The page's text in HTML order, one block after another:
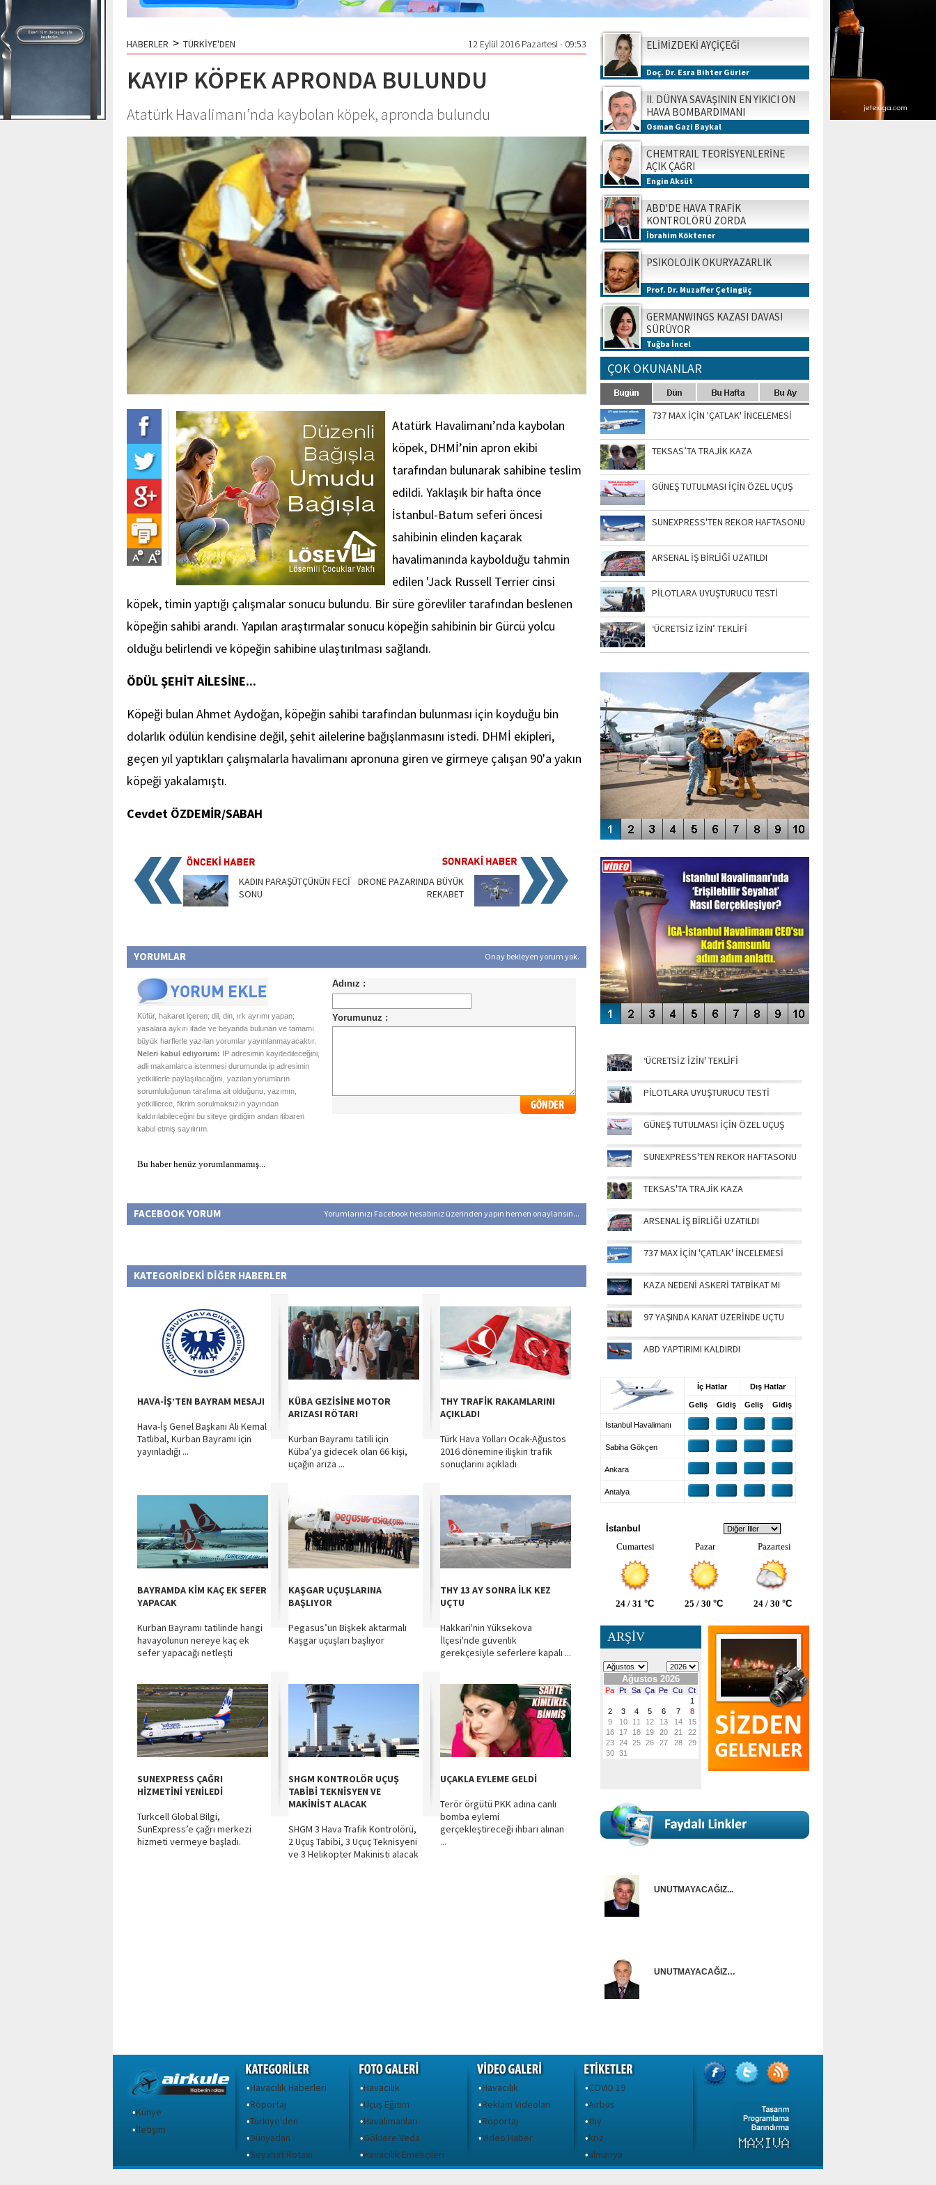
HABERLER > TÜRKİYE'DEN 12 Eylül 2016 Pazartesi - 09:53
KAYIP KÖPEK APRONDA BULUNDU
Atatürk Havalimanı’nda kaybolan köpek, apronda bulundu
Atatürk Havalimanı’nda kaybolan
köpek, DHMİ’nin apron ekibi
tarafından bulunarak sahibine teslim
edildi. Yaklaşık bir hafta önce
İstanbul-Batum seferi öncesi
sahibinin elinden kaçarak
havalimanında kaybolduğu tahmin
edilen 'Jack Russell Terrier cinsi
köpek, timin yaptığı çalışmalar sonucu bulundu. Bir süre görevliler tarafından beslenen
köpeğin sahibi arandı. Yapılan araştırmalar sonucu köpeğin sahibinin bir Gürcü yolcu
olduğu belirlendi ve köpeğin sahibine ulaştırılması sağlandı.
ÖDÜL ŞEHİT AİLESİNE...
Köpeği bulan Ahmet Aydoğan, köpeğin sahibi tarafından bulunması için koyduğu bin
dolarlık ödülün kendisine değil, şehit ailelerine bağışlanmasını istedi. DHMİ ekipleri,
geçen yıl yaptıkları çalışmalarla havalimanı apronuna giren ve girmeye çalışan 90'a yakın
köpeği yakalamıştı.
Cevdet ÖZDEMİR/SABAH
KADIN PARAŞÜTÇÜNÜN FECİ
SONU
DRONE PAZARINDA BÜYÜK
REKABET
YORUMLAR Onay bekleyen yorum yok.
Küfür, hakaret içeren; dil, din, ırk ayrımı yapan;
yasalara aykırı ifade ve beyanda bulunan ve tamamı
büyük harflerle yazılan yorumlar yayınlanmayacaktır.
Neleri kabul ediyorum: IP adresimin kaydedileceğini,
adli makamlarca istenmesi durumunda ip adresimin
yetkililerle paylaşılacağını, yazılan yorumların
sorumluluğunun tarafıma ait olduğunu, yazımın,
yetkililerce, fikrim sorulmaksızın yayından
kaldırılabileceğini bu siteye girdiğim andan itibaren
kabul etmiş sayılırım.
Bu haber henüz yorumlanmamış...
FACEBOOK YORUM Yorumlarınızı Facebook hesabınız üzerinden yapın hemen onaylansın...
KATEGORİDEKİ DİĞER HABERLER
HAVA-İŞ’TEN BAYRAM MESAJI
Hava-İş Genel Başkanı Ali Kemal
Tatlıbal, Kurban Bayramı için
yayınladığı ...
KÜBA GEZİSİNE MOTOR
ARIZASI RÖTARI
Kurban Bayramı tatili için
Küba’ya gidecek olan 66 kişi,
uçağın arıza ...
THY TRAFİK RAKAMLARINI
AÇIKLADI
Türk Hava Yolları Ocak-Ağustos
2016 dönemine ilişkin trafik
sonuçlarını açıkladı
BAYRAMDA KİM KAÇ EK SEFER
YAPACAK
Kurban Bayramı tatilinde hangi
havayolunun nereye kaç ek
sefer yapacağı netleşti
KAŞGAR UÇUŞLARINA
BAŞLIYOR
Pegasus’un Bişkek aktarmalı
Kaşgar uçuşları başlıyor
THY 13 AY SONRA İLK KEZ
UÇTU
Hakkari'nin Yüksekova
İlçesi'nde güvenlik
gerekçesiyle seferlere kapalı ...
SUNEXPRESS ÇAĞRI
HİZMETİNİ YENİLEDİ
Turkcell Global Bilgi,
SunExpress’e çağrı merkezi
hizmeti vermeye başladı.
SHGM KONTROLÖR UÇUŞ
TABİBİ TEKNİSYEN VE
MAKİNİST ALACAK
SHGM 3 Hava Trafik Kontrolörü,
2 Uçuş Tabibi, 3 Uçuç Teknisyeni
ve 3 Helikopter Makinisti alacak
UÇAKLA EYLEME GELDİ
Terör örgütü PKK adına canlı
bomba eylemi
gerçekleştireceği ihbarı alınan
...
ELİMİZDEKİ AYÇİÇEĞİ
Doç. Dr. Esra Bihter Gürler
II. DÜNYA SAVAŞININ EN YIKICI ON
HAVA BOMBARDIMANI
Osman Gazi Baykal
CHEMTRAIL TEORİSYENLERİNE
AÇIK ÇAĞRI
Engin Aksüt
ABD'DE HAVA TRAFİK
KONTROLÖRÜ ZORDA
İbrahim Köktener
PSİKOLOJİK OKURYAZARLIK
Prof. Dr. Muzaffer Çetingüç
GERMANWINGS KAZASI DAVASI
SÜRÜYOR
Tuğba İncel
ÇOK OKUNANLAR
737 MAX İÇİN 'ÇATLAK' İNCELEMESİ
TEKSAS’TA TRAJİK KAZA
GÜNEŞ TUTULMASI İÇİN ÖZEL UÇUŞ
SUNEXPRESS'TEN REKOR HAFTASONU
ARSENAL İŞ BİRLİĞİ UZATILDI
PİLOTLARA UYUŞTURUCU TESTİ
‘ÜCRETSİZ İZİN’ TEKLİFİ
SİNGAPUR AIRSHOW-2020
ENGELLERİN AŞILDIĞI HAVALİMANI
‘ÜCRETSİZ İZİN' TEKLİFİ
PİLOTLARA UYUŞTURUCU TESTİ
GÜNEŞ TUTULMASI İÇİN ÖZEL UÇUŞ
SUNEXPRESS'TEN REKOR HAFTASONU
TEKSAS'TA TRAJİK KAZA
ARSENAL İŞ BİRLİĞİ UZATILDI
737 MAX İÇİN 'ÇATLAK' İNCELEMESİ
KAZA NEDENİ ASKERİ TATBİKAT MI
97 YAŞINDA KANAT ÜZERİNDE UÇTU
ABD YAPTIRIMI KALDIRDI
İç Hatlar Dış Hatlar
Geliş Gidiş Geliş Gidiş
İstanbul Havalimanı
Sabiha Gökçen
Ankara
Antalya
İstanbul
Cumartesi
Pazar Pazartesi
24 / 31 °C 25 / 30 °C 24 / 30 °C
ARŞİV
UNUTMAYACAĞIZ...
UNUTMAYACAĞIZ…
•Künye
•İletişim
•Havacılık Haberleri
•Röportaj
•Türkiye'den
•Dünyadan
•Seyahat Rotası
•Havacılık
•Uçuş Eğitim
•Havalimanları
•Göklere Veda
•Havacılık Emekçileri
•Havacılık
•Reklam Videoları
•Röportaj
•Video Haber
•COVID 19
•Airbus
•thy
•kriz
•almanya